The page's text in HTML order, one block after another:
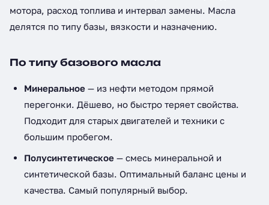
мотора, расход топлива и интервал замены. Масла
делятся по типу базы, вязкости и назначению.
По типу базового масла
Минеральное — из нефти методом прямой
перегонки. Дёшево, но быстро теряет свойства.
Подходит для старых двигателей и техники с
большим пробегом.
Полусинтетическое — смесь минеральной и
синтетической базы. Оптимальный баланс цены и
качества. Самый популярный выбор.